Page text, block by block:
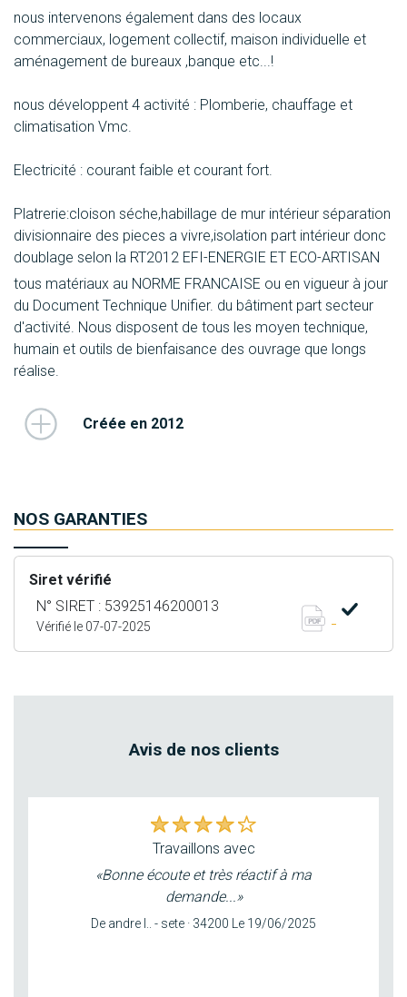
nous intervenons également dans des locaux
commerciaux, logement collectif, maison individuelle et
aménagement de bureaux ,banque etc...!
nous développent 4 activité : Plomberie, chauffage et
climatisation Vmc.
Electricité : courant faible et courant fort.
Platrerie:cloison séche,habillage de mur intérieur séparation
divisionnaire des pieces a vivre,isolation part intérieur donc
doublage selon la RT2012 EFI-ENERGIE ET ECO-ARTISAN
tous matériaux au NORME FRANCAISE ou en vigueur à jour
du Document Technique Unifier. du bâtiment part secteur
d'activité. Nous disposent de tous les moyen technique,
humain et outils de bienfaisance des ouvrage que longs
réalise.
Créée en 2012
NOS GARANTIES
Siret vérifié
N° SIRET : 53925146200013
Vérifié le 07-07-2025
Avis de nos clients
travaillons avec
«Bonne écoute et très réactif à ma
demande...»
De andre l.. - sete · 34200 Le 19/06/2025